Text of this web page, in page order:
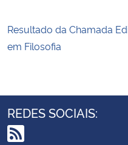
Resultado da Chamada
em Filosofia
REDES SOCIAIS: